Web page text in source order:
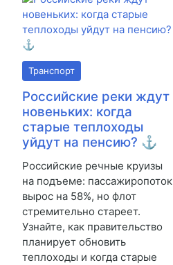
Транспорт
Российские реки ждут
новеньких: когда
старые теплоходы
уйдут на пенсию? ⚓
Российские речные круизы
на подъеме: пассажиропоток
вырос на 58%, но флот
стремительно стареет.
Узнайте, как правительство
планирует обновить
теплоходы и когда старые